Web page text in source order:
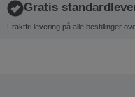
Gratis
Fraktfri levering på alle bestillinger